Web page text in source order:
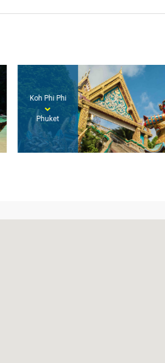
Koh Phi Phi
Phuket